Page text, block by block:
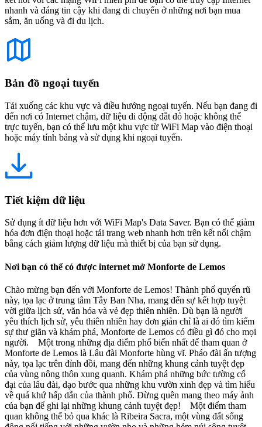
nhanh và đáng tin cậy khi đang di chuyển ở những nơi bạn mua
sắm, ăn uống và đi du lịch.
Bản đồ ngoại tuyến
Tải xuống các khu vực và điều hướng ngoại tuyến. Nếu bạn đang đi
đến nơi có Internet chậm, dữ liệu di động đắt đỏ hoặc không thể
trực tuyến, bạn có thể lưu một khu vực từ WiFi Map vào điện thoại
hoặc máy tính bảng và sử dụng khi ngoại tuyến.
Tiết kiệm dữ liệu
Sử dụng ít dữ liệu hơn với WiFi Map's Data Saver. Bạn có thể giảm
hóa đơn điện thoại hoặc tải trang web nhanh hơn trên kết nối chậm
bằng cách giảm lượng dữ liệu mà thiết bị của bạn sử dụng.
Nơi bạn có thể có được internet mở Monforte de Lemos
Chào mừng bạn đến với Monforte de Lemos! Thành phố quyến rũ
này, tọa lạc ở trung tâm Tây Ban Nha, mang đến sự kết hợp tuyệt
vời giữa lịch sử, văn hóa và vẻ đẹp thiên nhiên. Dù bạn là người
yêu thích lịch sử, yêu thiên nhiên hay đơn giản chỉ là ai đó tìm kiếm
sự thư giãn và khám phá, Monforte de Lemos có điều gì đó cho mọi
người. Một trong những địa điểm phổ biến nhất để tham quan ở
Monforte de Lemos là Lâu đài Monforte hùng vĩ. Pháo đài ấn tượng
này, tọa lạc trên đỉnh đồi, mang đến những khung cảnh tuyệt đẹp
của vùng nông thôn xung quanh. Khám phá những bức tường cổ
đại của lâu đài, dạo bước qua những khu vườn xinh đẹp và tìm hiểu
về quá khứ hấp dẫn của thành phố. Đừng quên mang theo máy ảnh
của bạn để ghi lại những khung cảnh tuyệt đẹp! Một điểm tham
quan không thể bỏ qua khác là Ribeira Sacra, một vùng đất sống